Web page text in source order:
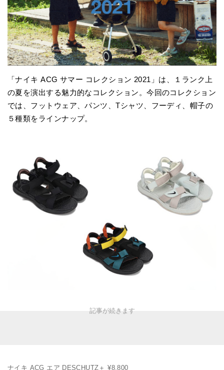
「ナイキ ACG サマー コレクション 2021」は、１ランク上
の夏を演出する魅力的なコレクション。今回のコレクション
では、フットウェア、パンツ、Tシャツ、フーディ、帽子の
５種類をラインナップ。
ナイキ ACG エア DESCHUTZ＋ ¥8,800